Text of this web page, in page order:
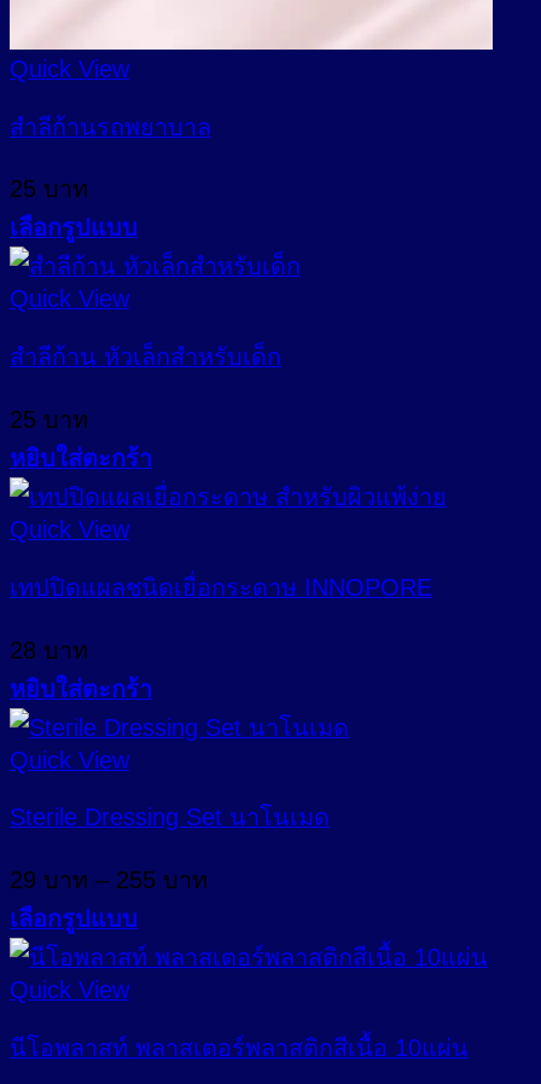
Quick View
สำลีก้านรถพยาบาล
25 บาท
เลือกรูปแบบ
This
product
has
multiple
variants.
options
may
be
chosen
on
product
Quick View
สำลีก้าน หัวเล็กสำหรับเด็ก
25 บาท
หยิบใส่ตะกร้า
Quick View
เทปปิดแผลชนิดเยื่อกระดาษ INNOPORE
28 บาท
หยิบใส่ตะกร้า
Quick View
Sterile Dressing Set นาโนเมด
29 บาท – 255 บาท
through
เลือกรูปแบบ
This
product
has
multiple
variants.
Quick View
นีโอพลาสท์ พลาสเตอร์พลาสติกสีเนื้อ 10แผ่น